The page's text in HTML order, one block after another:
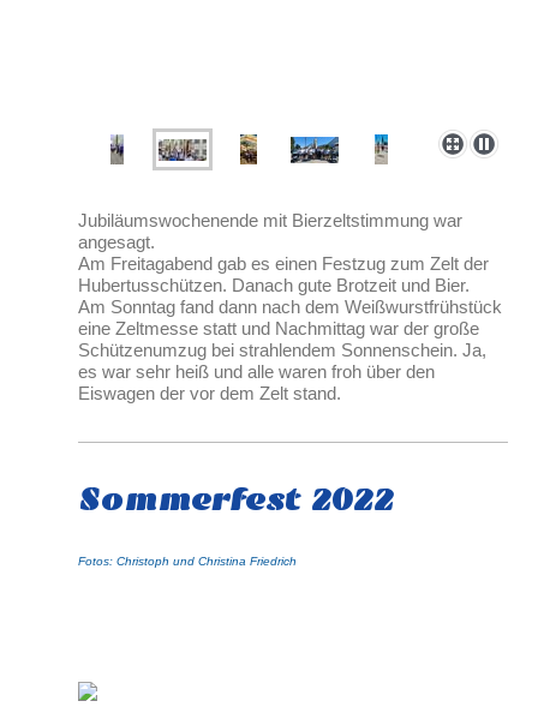
Jubiläumswochenende mit Bierzeltstimmung war
angesagt.
Am Freitagabend gab es einen Festzug zum Zelt der
Hubertusschützen. Danach gute Brotzeit und Bier.
Am Sonntag fand dann nach dem Weißwurstfrühstück
eine Zeltmesse statt und Nachmittag war der große
Schützenumzug bei strahlendem Sonnenschein. Ja,
es war sehr heiß und alle waren froh über den
Eiswagen der vor dem Zelt stand.
Sommerfest 2022
Fotos: Christoph und Christina Friedrich